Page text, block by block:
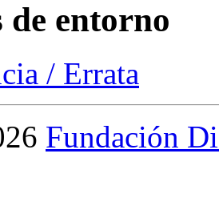
de entorno
/ Errata
Fundación